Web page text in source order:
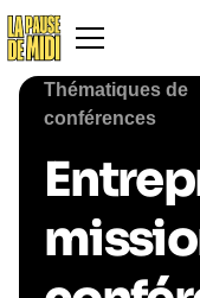
Thématiques de
conférences